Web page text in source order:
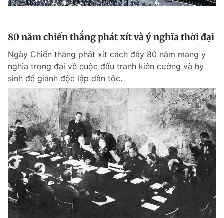
80 năm chiến thắng phát xít và ý nghĩa thời đại
Ngày Chiến thắng phát xít cách đây 80 năm mang ý
nghĩa trọng đại về cuộc đấu tranh kiên cường và hy
sinh để giành độc lập dân tộc.